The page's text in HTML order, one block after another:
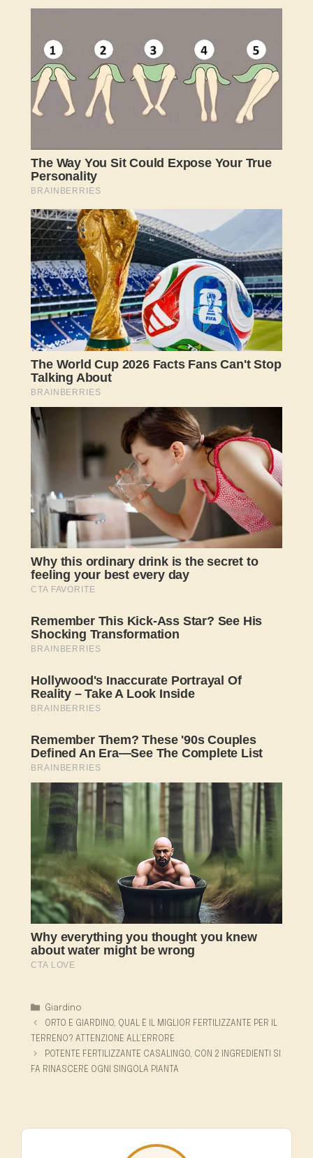
Categorie
Giardino
ORTO E GIARDINO, QUAL È IL MIGLIOR FERTILIZZANTE PER IL
TERRENO? ATTENZIONE ALL’ERRORE
POTENTE FERTILIZZANTE CASALINGO, CON 2 INGREDIENTI SI
FA RINASCERE OGNI SINGOLA PIANTA